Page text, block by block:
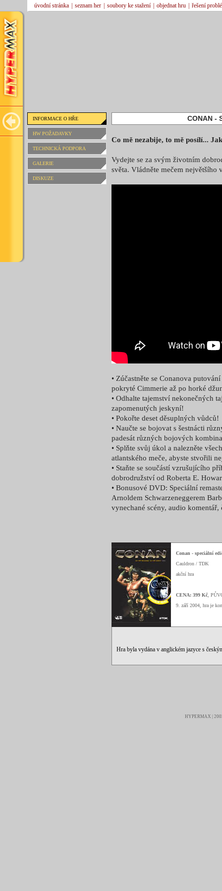
úvodní stránka seznam her soubory ke stažení objednat hru řešení
INFORMACE O HŘE
HW POŽADAVKY
TECHNICKÁ PODPORA
GALERIE
DISKUZE
CONAN -
Co mě nezabije, to mě posílí...
Vydejte se za svým životním
světa. Vládněte mečem
• Zúčastněte se Conanova
pokryté Cimmerie až po horké
• Odhalte tajemství nekonečných
zapomenutých jeskyní!
• Pokořte deset děsuplných vůdců!
• Naučte se bojovat s šestnácti
padesát různých bojových
• Splňte svůj úkol a nalezněte
atlantského meče, abyste stvořili
• Staňte se součástí vzrušujícího
dobrodružství od Roberta E.
• Bonusové DVD: Speciální
Arnoldem Schwarzeneggerem
vynechané scény, audio
Conan - speciální
Cauldron / TDK
akční hra
CENA: 399 Kč ,
9. září 2004, hra je
Hra byla vydána v anglickém jazyce s
HYPERMAX |